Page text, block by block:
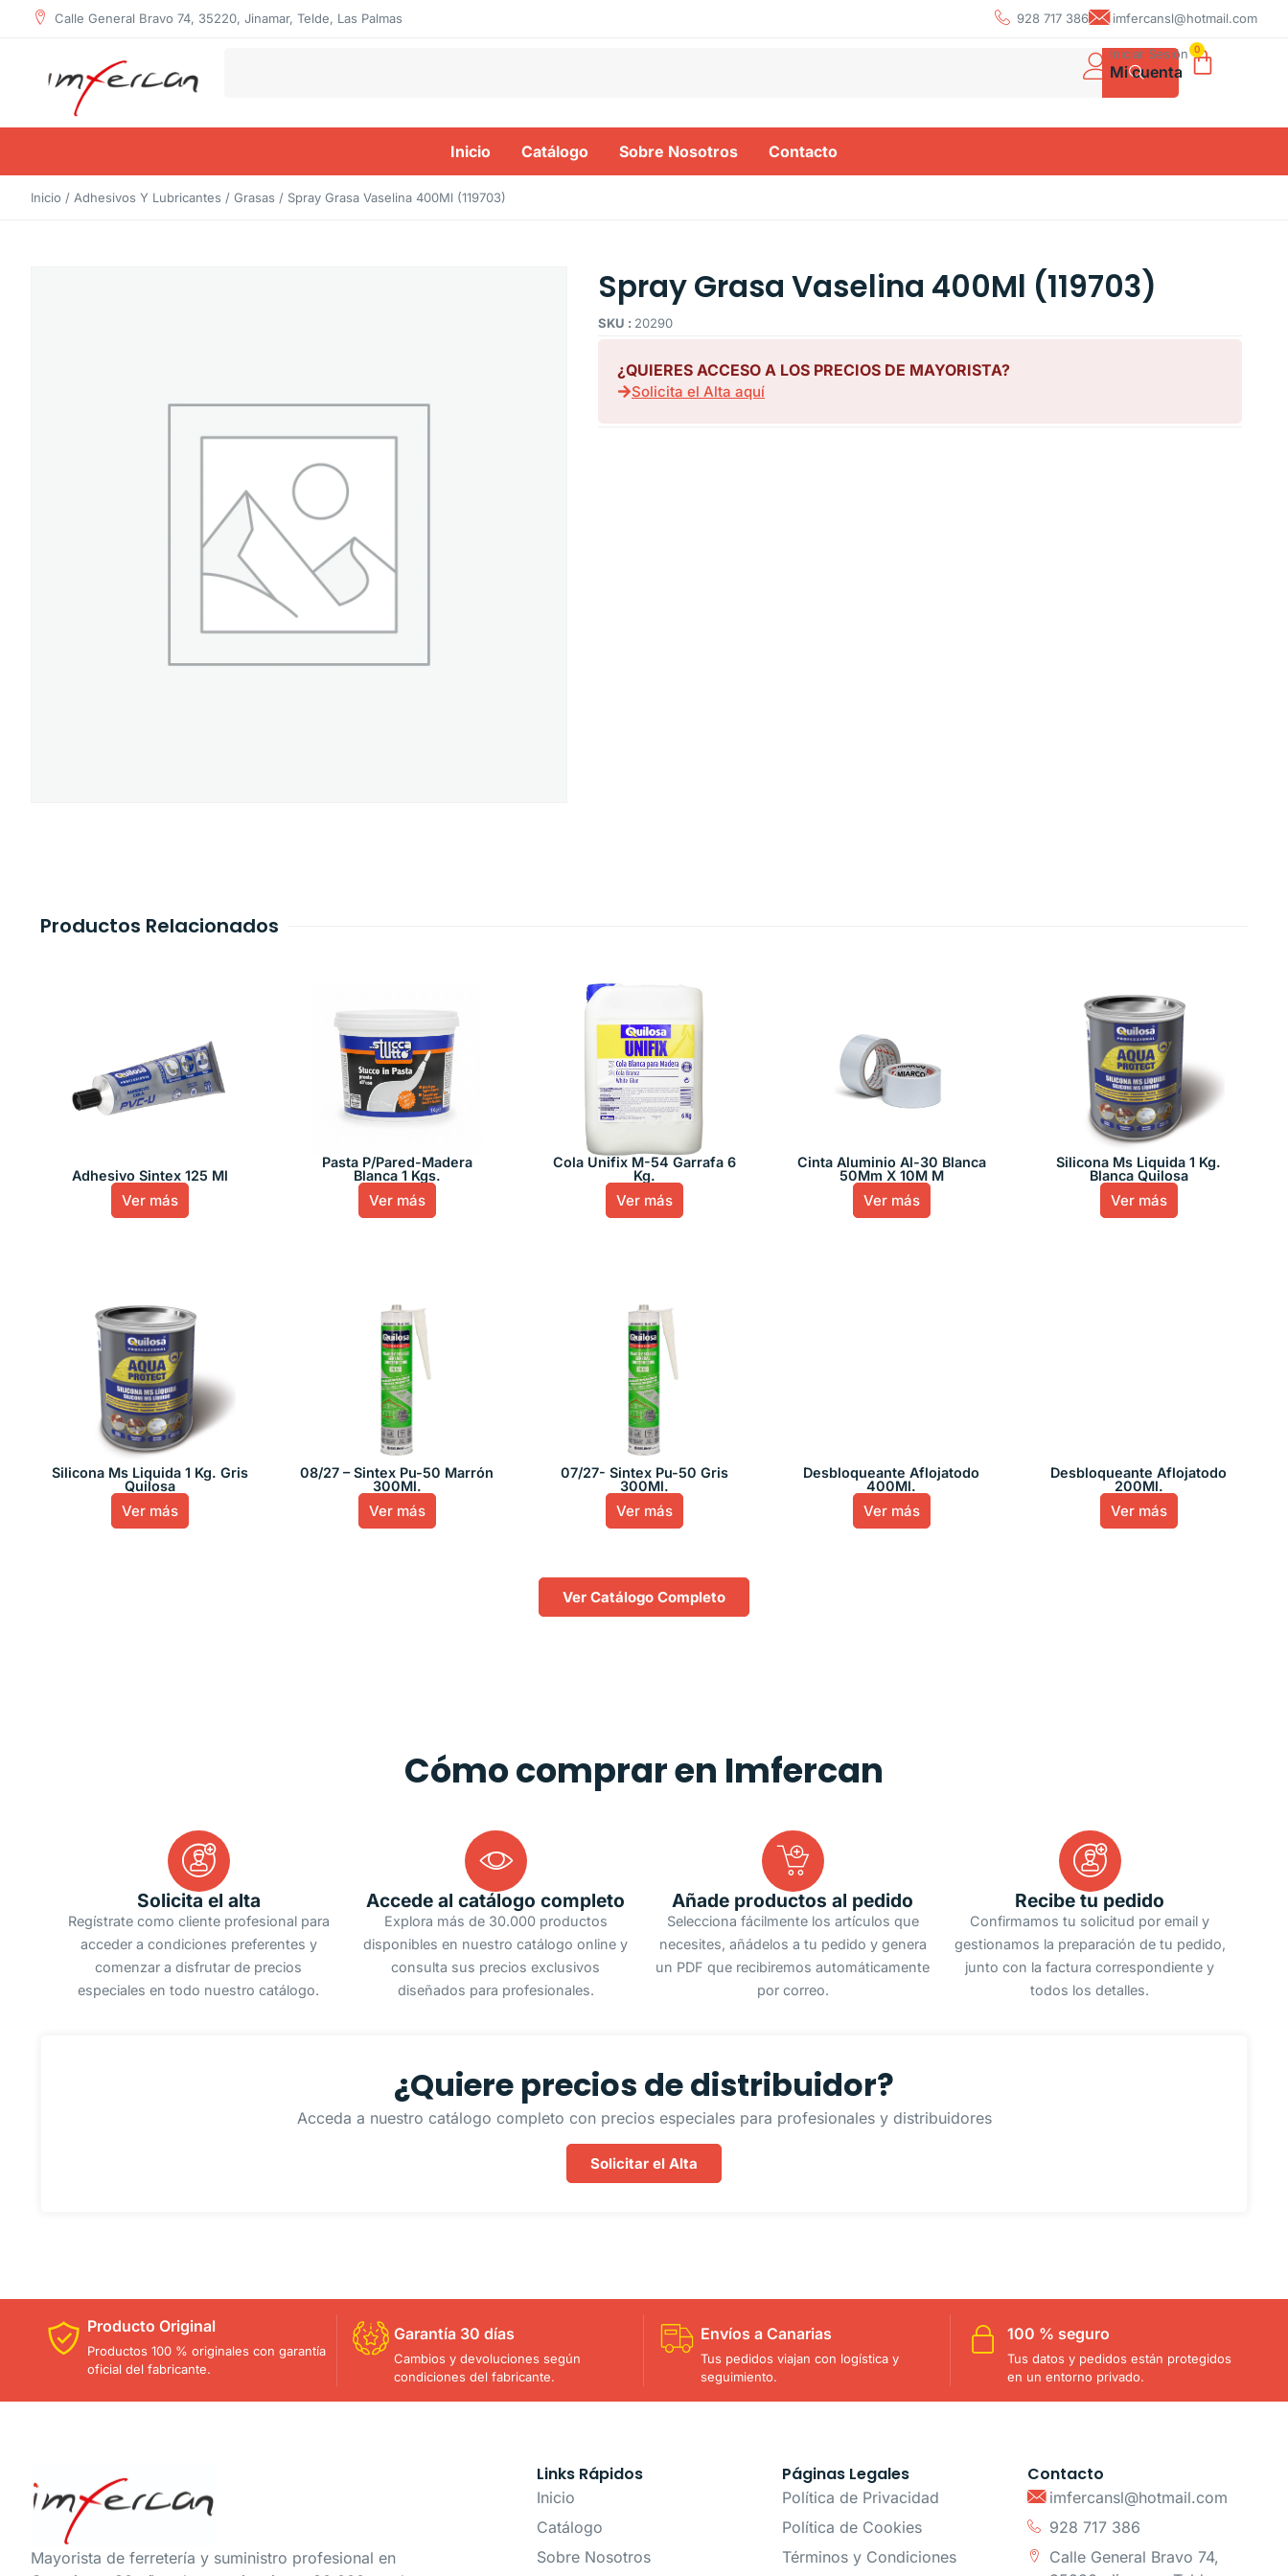
Calle General Bravo 74, 35220, Jinamar, Telde, Las Palmas 928 717 386 imfercansl@hotmail.com
Iniciar Sesión
Mi cuenta
0
Inicio Catálogo Sobre Nosotros Contacto
Inicio / Adhesivos Y Lubricantes / Grasas / Spray Grasa Vaselina 400Ml (119703)
Spray Grasa Vaselina 400Ml (119703)
SKU : 20290
¿QUIERES ACCESO A LOS PRECIOS DE MAYORISTA?
Solicita el Alta aquí
Productos Relacionados
Adhesivo Sintex 125 Ml
Ver más
Pasta P/Pared-Madera
Blanca 1 Kgs.
Ver más
Cola Unifix M-54 Garrafa 6
Kg.
Ver más
Cinta Aluminio Al-30 Blanca
50Mm X 10M M
Ver más
Silicona Ms Liquida 1 Kg.
Blanca Quilosa
Ver más
Silicona Ms Liquida 1 Kg. Gris
Quilosa
Ver más
08/27 – Sintex Pu-50 Marrón
300Ml.
Ver más
07/27- Sintex Pu-50 Gris
300Ml.
Ver más
Desbloqueante Aflojatodo
400Ml.
Ver más
Desbloqueante Aflojatodo
200Ml.
Ver más
Ver Catálogo Completo
Cómo comprar en Imfercan
Solicita el alta
Regístrate como cliente profesional para
acceder a condiciones preferentes y
comenzar a disfrutar de precios
especiales en todo nuestro catálogo.
Accede al catálogo completo
Explora más de 30.000 productos
disponibles en nuestro catálogo online y
consulta sus precios exclusivos
diseñados para profesionales.
Añade productos al pedido
Selecciona fácilmente los artículos que
necesites, añádelos a tu pedido y genera
un PDF que recibiremos automáticamente
por correo.
Recibe tu pedido
Confirmamos tu solicitud por email y
gestionamos la preparación de tu pedido,
junto con la factura correspondiente y
todos los detalles.
¿Quiere precios de distribuidor?
Acceda a nuestro catálogo completo con precios especiales para profesionales y distribuidores
Solicitar el Alta
Producto Original
Productos 100 % originales con garantía
oficial del fabricante.
Garantía 30 días
Cambios y devoluciones según
condiciones del fabricante.
Envíos a Canarias
Tus pedidos viajan con logística y
seguimiento.
100 % seguro
Tus datos y pedidos están protegidos
en un entorno privado.
Mayorista de ferretería y suministro profesional en
Links Rápidos
Inicio
Catálogo
Sobre Nosotros
Páginas Legales
Política de Privacidad
Política de Cookies
Términos y Condiciones
Contacto
imfercansl@hotmail.com
928 717 386
Calle General Bravo 74,